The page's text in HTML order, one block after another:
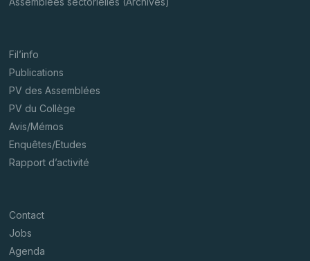
Fil’info
Publications
PV des Assemblées
PV du Collège
Avis/Mémos
Enquêtes/Etudes
Rapport d’activité
Contact
Jobs
Agenda